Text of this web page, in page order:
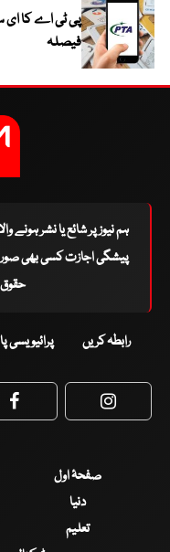
پی ٹی اے کا ای
فیصلہ
ہم نیوز پر شائع یا نشر ہونے
پیشگی اجازت کسی بھی
حقوق
رابطہ کریں پرائیویسی
Facebook
صفحۂ اول
دنیا
تعلیم